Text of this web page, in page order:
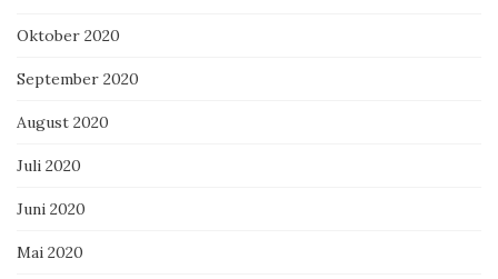
Oktober 2020
September 2020
August 2020
Juli 2020
Juni 2020
Mai 2020